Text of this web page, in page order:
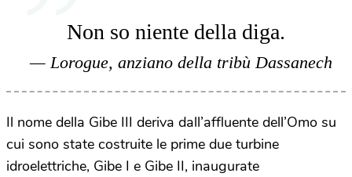
Non so niente della diga.
Lorogue, anziano della tribù Dassanech
Il nome della Gibe III deriva dall’affluente dell’Omo su
cui sono state costruite le prime due turbine
idroelettriche, Gibe I e Gibe II, inaugurate